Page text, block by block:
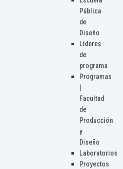
Pública
de
Diseño
Líderes
de
programa
Programas
Facultad
de
Producción
y
Diseño
Laboratorios
Proyectos